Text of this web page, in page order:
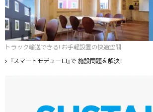
トラック輸送できる! お手軽設置の快適空間
『スマートモデューロ』で 施設問題を解決！